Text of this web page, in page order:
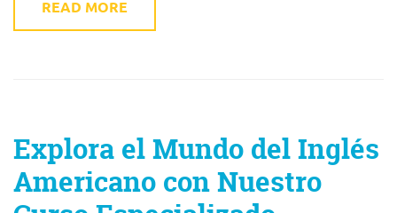
READ MORE
Explora el Mundo del Inglés
Americano con Nuestro